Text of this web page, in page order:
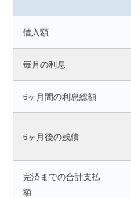
借入額
毎月の利息
6ヶ月間の利息総額
6ヶ月後の残債
完済までの合計支払
額